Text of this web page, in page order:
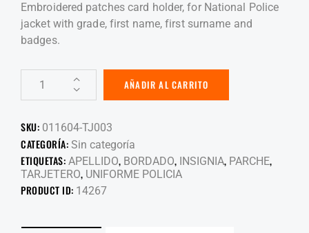
Embroidered patches card holder, for National Police
jacket with grade, first name, first surname and
badges.
AÑADIR AL CARRITO
SKU: 011604-TJ003
CATEGORÍA: Sin categoría
ETIQUETAS: APELLIDO, BORDADO, INSIGNIA, PARCHE,
TARJETERO, UNIFORME POLICIA
PRODUCT ID: 14267